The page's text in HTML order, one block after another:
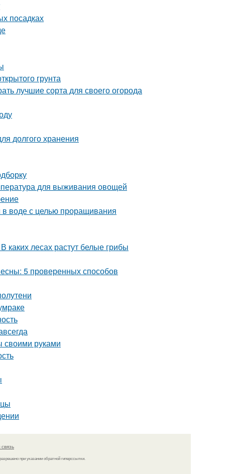
посадках
грунта
лучшие сорта для своего огорода
долгого хранения
для выживания овощей
воде с целью проращивания
каких лесах растут белые грибы
5 проверенных способов
своими руками
при указании обратной гиперссылки.